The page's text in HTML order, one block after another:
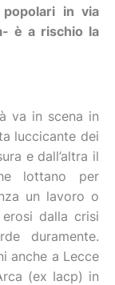
popolari in via
è a rischio la
va in scena in
luccicante dei
e dall’altra il
lottano per
un lavoro o
dalla crisi
duramente.
anche a Lecce
(ex Iacp) in